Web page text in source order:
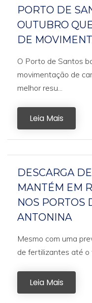
PORTO DE
OUTUBRO
DE
O Porto de Santos
movimentação de
melhor resu...
Leia Mais
DESCARGA
MANTÉM EM
NOS PORTOS
ANTONINA
Mesmo com uma
de fertilizantes até o
Leia Mais